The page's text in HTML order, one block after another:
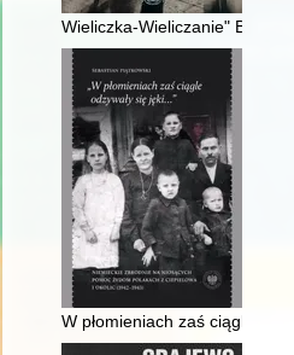
Wieliczka-Wieliczanie" Bis! :
W płomieniach zaś ciągle